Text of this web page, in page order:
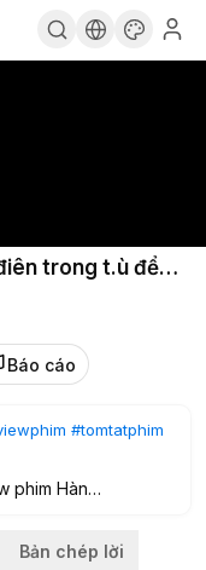
trong t.ù để
Báo cáo
#tomtatphim
phim Hàn
con gái tội nghiệp
Bản chép lời